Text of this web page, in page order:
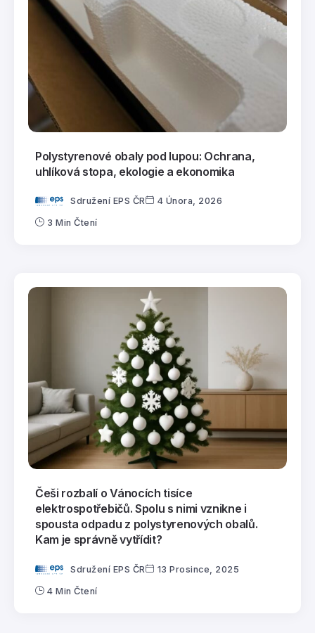
Polystyrenové obaly pod lupou: Ochrana,
uhlíková stopa, ekologie a ekonomika
Sdružení EPS ČR 4 Února, 2026
3 Min Čtení
Češi rozbalí o Vánocích tisíce
elektrospotřebičů. Spolu s nimi vznikne i
spousta odpadu z polystyrenových obalů.
Kam je správně vytřídit?
Sdružení EPS ČR 13 Prosince, 2025
4 Min Čtení